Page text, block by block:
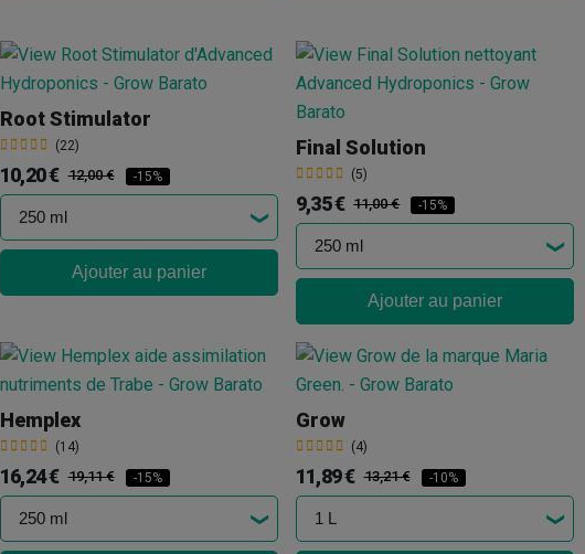
Root Stimulator
(22)
10,20 € 12,00 € -15%
Ajouter au panier
Final Solution
(5)
9,35 € 11,00 € -15%
Ajouter au panier
Hemplex
(14)
16,24 € 19,11 € -15%
Grow
(4)
11,89 € 13,21 € -10%